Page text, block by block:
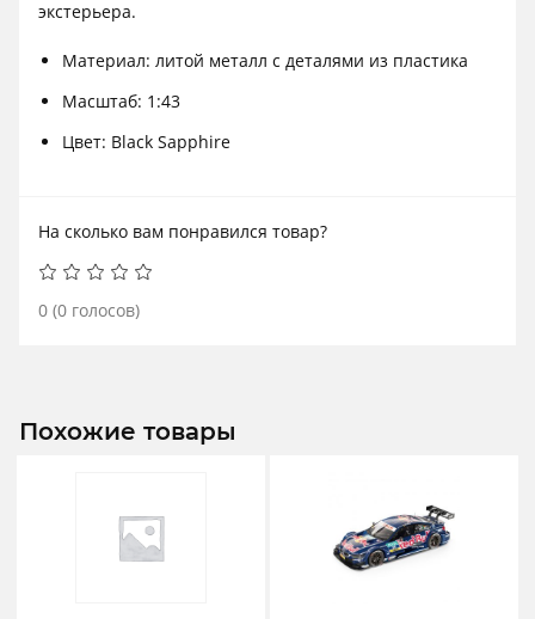
экстерьера.
Материал: литой металл с деталями из пластика
Масштаб: 1:43
Цвет: Black Sapphire
На сколько вам понравился товар?
0 (0 голосов)
Похожие товары